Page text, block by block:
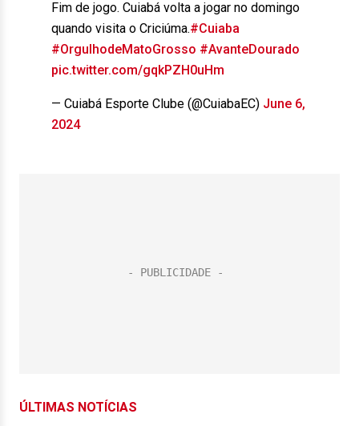
Fim de jogo. Cuiabá volta a jogar no domingo
quando visita o Criciúma.#Cuiaba
#OrgulhodeMatoGrosso #AvanteDourado
pic.twitter.com/gqkPZH0uHm
— Cuiabá Esporte Clube (@CuiabaEC) June 6,
2024